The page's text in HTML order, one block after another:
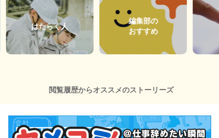
はたらく人
編集部の
おすすめ
閲覧履歴からオススメのストーリーズ